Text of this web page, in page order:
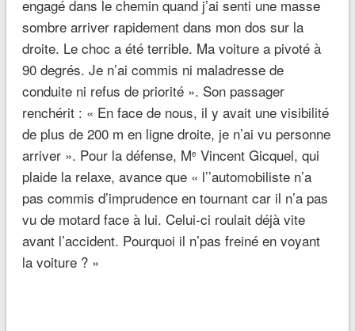
engagé dans le chemin quand j’ai senti une masse
sombre arriver rapidement dans mon dos sur la
droite. Le choc a été terrible. Ma voiture a pivoté à
90 degrés. Je n’ai commis ni maladresse de
conduite ni refus de priorité ». Son passager
renchérit : « En face de nous, il y avait une visibilité
de plus de 200 m en ligne droite, je n’ai vu personne
arriver ». Pour la défense, Me Vincent Gicquel, qui
plaide la relaxe, avance que « l’’automobiliste n’a
pas commis d’imprudence en tournant car il n’a pas
vu de motard face à lui. Celui-ci roulait déjà vite
avant l’accident. Pourquoi il n’pas freiné en voyant
la voiture ? »